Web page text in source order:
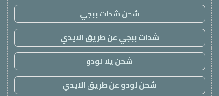
شحن شدات ببجي
شدات ببجي عن طريق الايدي
شحن يلا لودو
شحن لودو عن طريق الايدي